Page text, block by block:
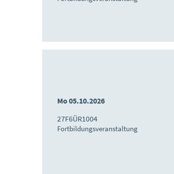
Mo 05.10.2026
27F6ÜR1004
Fortbildungsveranstaltung